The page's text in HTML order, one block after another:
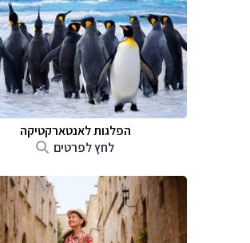
הפלגות לאנטארקטיקה
לחץ לפרטים